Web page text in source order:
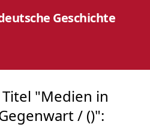
Geschichte
"Medien in
/ ()":